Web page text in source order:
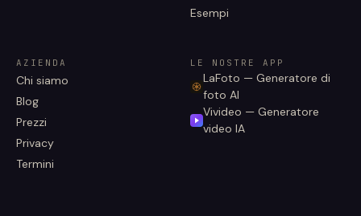
Esempi
AZIENDA
Chi siamo
Blog
Prezzi
Privacy
Termini
LE NOSTRE APP
LaFoto — Generatore di
foto AI
Vivideo — Generatore
video IA